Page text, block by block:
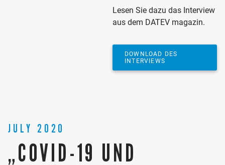
Lesen Sie dazu das Interview
aus dem DATEV magazin.
DOWNLOAD DES
INTERVIEWS
JULY 2020
„COVID-19 UND